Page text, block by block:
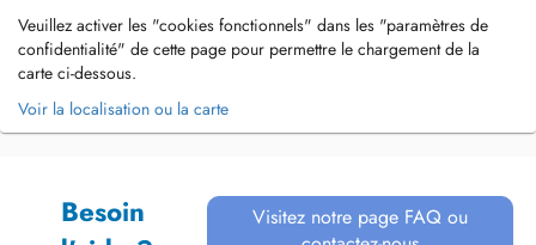
Veuillez activer les "cookies fonctionnels" dans les "paramètres de
confidentialité" de cette page pour permettre le chargement de la
carte ci-dessous.
Voir la localisation ou la carte
Besoin
Visitez notre page FAQ ou